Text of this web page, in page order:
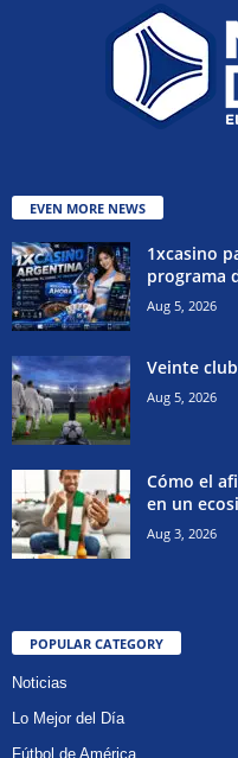
EVEN MORE NEWS
1xcasino
programa
Aug 5, 2026
Veinte
Aug 5, 2026
Cómo el
en un
Aug 3, 2026
POPULAR CATEGORY
Noticias
Lo Mejor del Día
Fútbol de América